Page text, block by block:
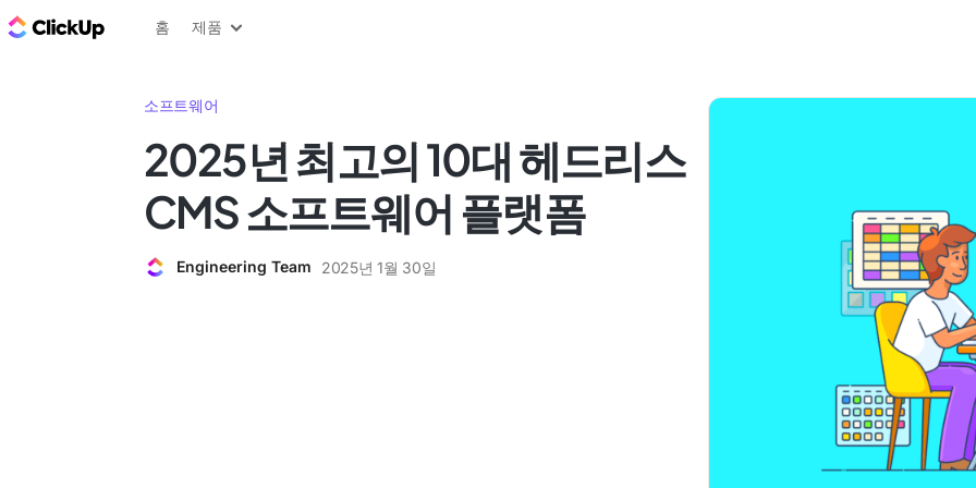
ClickUp 블로그
홈 제품
소프트웨어
2025년 최고의 10대 헤드리스
CMS 소프트웨어 플랫폼
Engineering Team 2025년 1월 30일